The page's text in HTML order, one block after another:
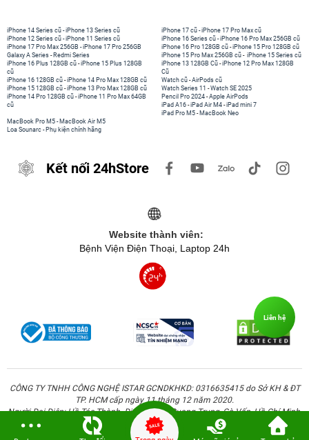
iPhone 14 Series cũ -iPhone 13 Series cũ
iPhone 12 Series cũ -iPhone 11 Series cũ
iPhone 17 Pro Max 256GB -iPhone 17 Pro 256GB
Galaxy A Series - Redmi Series
iPhone 17 cũ -iPhone 17 Pro Max cũ
iPhone 16 Series cũ - iPhone 16 Pro Max 256GB cũ
iPhone 16 Pro 128GB cũ -iPhone 15 Pro 128GB cũ
iPhone 15 Pro Max 256GB cũ - iPhone 15 Series cũ
iPhone 16 Plus 128GB cũ -iPhone 15 Plus 128GB
cũ
iPhone 16 128GB cũ -iPhone 14 Pro Max 128GB cũ
iPhone 15 128GB cũ -iPhone 13 Pro Max 128GB cũ
iPhone 14 Pro 128GB cũ -iPhone 11 Pro Max 64GB
cũ
iPhone 13 128GB Cũ -iPhone 12 Pro Max 128GB
Cũ
Watch cũ -AirPods cũ
Watch Series 11 -Watch SE 2025
Pencil Pro 2024 -Apple AirPods
iPad A16 -iPad Air M4 -iPad mini 7
iPad Pro M5 - MacBook Neo
MacBook Pro M5 - MacBook Air M5
Loa Sounarc - Phụ kiện chính hãng
Kết nối 24hStore
Website thành viên:
Bệnh Viện Điện Thoại, Laptop 24h
CÔNG TY TNHH CÔNG NGHỆ ISTAR GCNDKHKD: 0316635415 do Sở KH & ĐT
TP. HCM cấp ngày 11 tháng 12 năm 2020.
Người Đại Diện: Hồ Tác Thành. Địa chỉ: 389 Quang Trung, Gò Vấp, Hồ Chí Minh.
Liên hệ